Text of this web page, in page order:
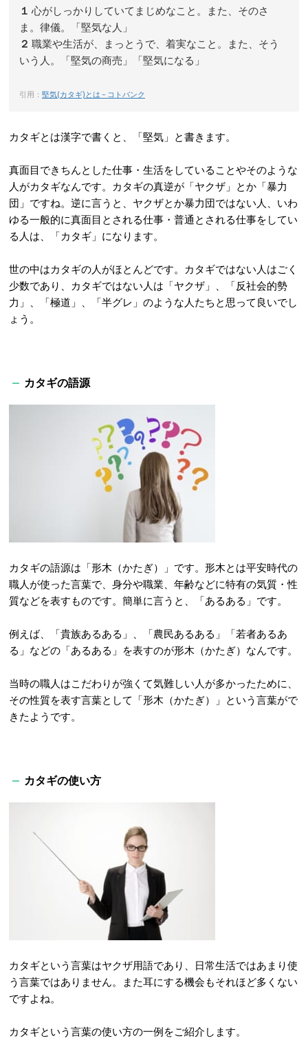
１ 心がしっかりしていてまじめなこと。また、そのさ
ま。律儀。「堅気な人」
２ 職業や生活が、まっとうで、着実なこと。また、そう
いう人。「堅気の商売」「堅気になる」
引用： 堅気(カタギ)とは – コトバンク
カタギとは漢字で書くと、「堅気」と書きます。
真面目できちんとした仕事・生活をしていることやそのような
人がカタギなんです。カタギの真逆が「ヤクザ」とか「暴力
団」ですね。逆に言うと、ヤクザとか暴力団ではない人、いわ
ゆる一般的に真面目とされる仕事・普通とされる仕事をしてい
る人は、「カタギ」になります。
世の中はカタギの人がほとんどです。カタギではない人はごく
少数であり、カタギではない人は「ヤクザ」、「反社会的勢
力」、「極道」、「半グレ」のような人たちと思って良いでし
ょう。
カタギの語源
カタギの語源は「形木（かたぎ）」です。形木とは平安時代の
職人が使った言葉で、身分や職業、年齢などに特有の気質・性
質などを表すものです。簡単に言うと、「あるある」です。
例えば、「貴族あるある」、「農民あるある」「若者あるあ
る」などの「あるある」を表すのが形木（かたぎ）なんです。
当時の職人はこだわりが強くて気難しい人が多かったために、
その性質を表す言葉として「形木（かたぎ）」という言葉がで
きたようです。
カタギの使い方
カタギという言葉はヤクザ用語であり、日常生活ではあまり使
う言葉ではありません。また耳にする機会もそれほど多くない
ですよね。
カタギという言葉の使い方の一例をご紹介します。